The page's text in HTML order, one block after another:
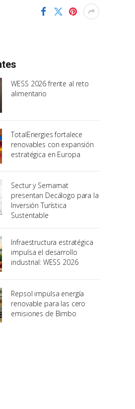
WESS 2026 frente al reto
alimentario
TotalEnergies fortalece
renovables con expansión
estratégica en Europa
Sectur y Semarnat
presentan Decálogo para la
Inversión Turística
Sustentable
Infraestructura estratégica
impulsa el desarrollo
industrial: WESS 2026
Repsol impulsa energía
renovable para las cero
emisiones de Bimbo